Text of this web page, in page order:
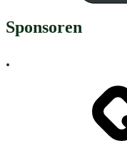
Sponsoren
.